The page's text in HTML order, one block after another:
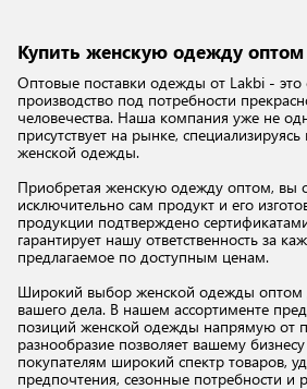
Купить женскую одежду оптом
Оптовые поставки одежды от Lakbi -
производство под потребности
человечества. Наша компания уже не
присутствует на рынке,
женской одежды.
Приобретая женскую одежду оптом, вы
исключительно сам продукт и его
продукции подтверждено
гарантирует нашу ответственность за
предлагаемое по доступным ценам.
Широкий выбор женской одежды оптом
вашего дела. В нашем ассортименте
позиций женской одежды напрямую от
разнообразие позволяет вашему бизнесу
покупателям широкий спектр товаров,
предпочтения, сезонные потребности